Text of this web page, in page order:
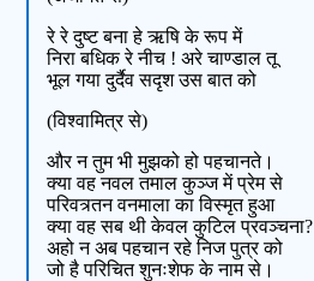
रे रे दुष्ट बना हे ऋषि के रूप में
निरा बधिक रे नीच ! अरे चाण्डाल तू
भूल गया दुर्दैव सदृश उस बात को
(विश्वामित्र से)
और न तुम भी मुझको हो पहचानते।
क्या वह नवल तमाल कुञ्ज में प्रेम से
परिवत्र्तन वनमाला का विस्मृत हुआ
क्या वह सब थी केवल कुटिल प्रवञ्चना?
अहो न अब पहचान रहे निज पुत्र को
जो है परिचित शुनःशेफ के नाम से।